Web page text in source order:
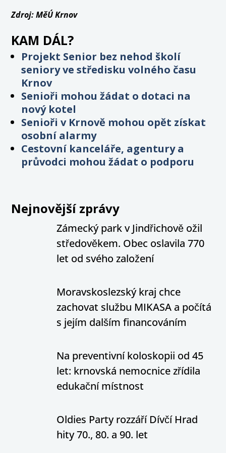
Zdroj: MěÚ Krnov
KAM DÁL?
Projekt Senior bez nehod školí
seniory ve středisku volného času
Krnov
Senioři mohou žádat o dotaci na
nový kotel
Senioři v Krnově mohou opět získat
osobní alarmy
Cestovní kanceláře, agentury a
průvodci mohou žádat o podporu
Nejnovější zprávy
Zámecký park v Jindřichově ožil
středověkem. Obec oslavila 770
let od svého založení
Moravskoslezský kraj chce
zachovat službu MIKASA a počítá
s jejím dalším financováním
Na preventivní koloskopii od 45
let: krnovská nemocnice zřídila
edukační místnost
Oldies Party rozzáří Dívčí Hrad
hity 70., 80. a 90. let